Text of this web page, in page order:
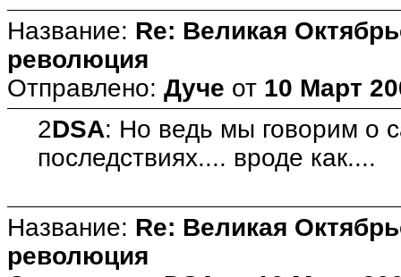
Название: Re: Великая
революция
Отправлено: Дуче от 10 Март
2DSA: Но ведь мы говорим о
последствиях.... вроде как....
Название: Re: Великая
революция